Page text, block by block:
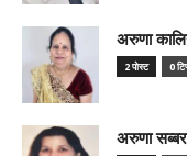
अरुणा
2 पोस्ट 0
अरुणा